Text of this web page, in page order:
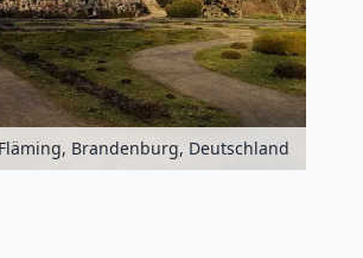
Brandenburg, Deutschland